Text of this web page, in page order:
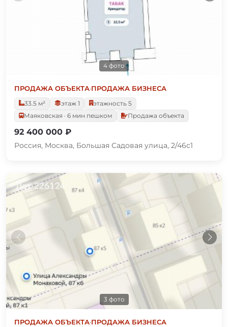
4 фото
ПРОДАЖА ОБЪЕКТА·ПРОДАЖА БИЗНЕСА
33.5 м²
этаж 1
этажность 5
Маяковская · 6 мин пешком
Продажа объекта
92 400 000 ₽
Россия, Москва, Большая Садовая улица, 2/46с1
3 фото
ПРОДАЖА ОБЪЕКТА·ПРОДАЖА БИЗНЕСА